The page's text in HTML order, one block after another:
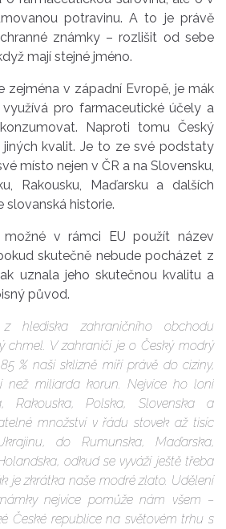
potravinu. A to je právě
známky – rozlišit od sebe
mají stejné jméno.
zejména v západní Evropě, je mák
využívá pro farmaceutické účely a
Naproti tomu Český
kvalit. Je to ze své podstaty
místo nejen v ČR a na Slovensku,
Rakousku, Maďarsku a dalších
slovanská historie.
v rámci EU použít název
skutečně nebude pocházet z
uznala jeho skutečnou kvalitu a
původ.
zahraničního obchodu
chmel. V zahraničí je o Český modrý
% naší sklizně míří právě do ciziny,
než miliarda korun. Nejvíce ho loni
Rakouska, Polska, Slovenska a
množství v řádu stovek až tisíc
do Rumunska, Maďarska,
odkud se vyváží ještě třeba
je zkrátka naše modré zlato. Udělení
nejvíce pomůže nám všem –
České republice na světovém trhu s